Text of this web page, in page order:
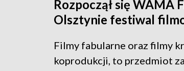
Rozpoczął się WAMA
Olsztynie festiwal
Filmy fabularne oraz filmy
koprodukcji, to przedmiot